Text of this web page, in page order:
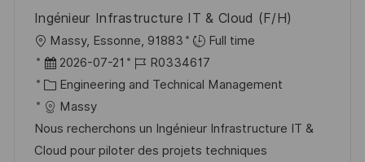
g
ö
f
f
e
n
t
l
Ingénieur Infrastructure IT & Cloud (F/H)
O
r
t
Massy, Essonne, 91883
Full time
D
a
t
u
m
2026-07-21
J
o
-
I
R0334617
K
a
t
e
Engineering and Technical Management
Massy
Nous recherchons un Ingénieur Infrastructure IT &
Cloud pour piloter des projets techniques